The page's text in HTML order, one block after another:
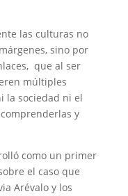
las culturas no
sino por
que al ser
múltiples
la sociedad ni el
y
como un primer
el caso que
Arévalo y los